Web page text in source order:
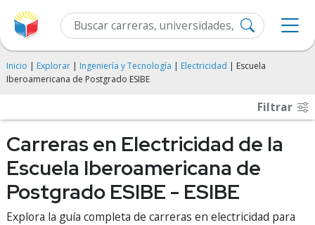
Inicio | Explorar | Ingeniería y Tecnología | Electricidad | Escuela
Iberoamericana de Postgrado ESIBE
Filtrar
Carreras en Electricidad de la
Escuela Iberoamericana de
Postgrado ESIBE - ESIBE
Explora la guía completa de carreras en electricidad para